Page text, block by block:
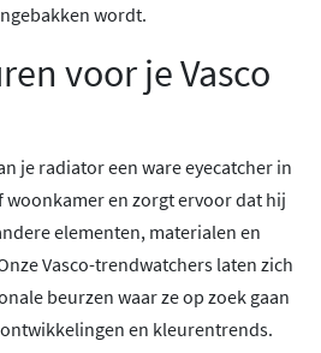
wordt.
voor je Vasco
je radiator een ware eyecatcher in
woonkamer en zorgt ervoor dat hij
elementen, materialen en
Vasco-trendwatchers laten zich
beurzen waar ze op zoek gaan
en kleurentrends.